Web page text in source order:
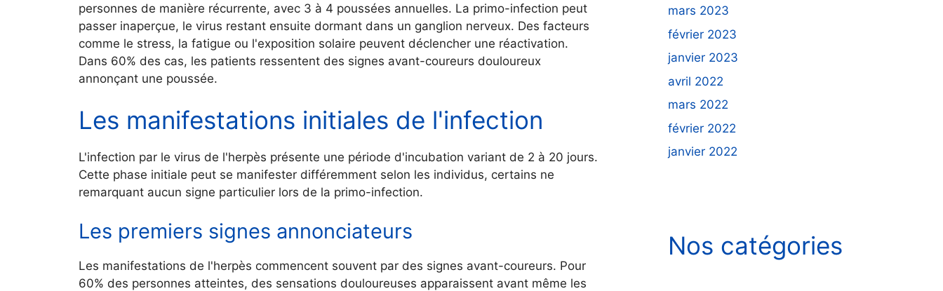
personnes de manière récurrente, avec 3 à 4 poussées annuelles. La primo-infection peut
passer inaperçue, le virus restant ensuite dormant dans un ganglion nerveux. Des facteurs
comme le stress, la fatigue ou l'exposition solaire peuvent déclencher une réactivation.
Dans 60% des cas, les patients ressentent des signes avant-coureurs douloureux
annonçant une poussée.
Les manifestations initiales de l'infection
L'infection par le virus de l'herpès présente une période d'incubation variant de 2 à 20 jours.
Cette phase initiale peut se manifester différemment selon les individus, certains ne
remarquant aucun signe particulier lors de la primo-infection.
Les premiers signes annonciateurs
Les manifestations de l'herpès commencent souvent par des signes avant-coureurs. Pour
60% des personnes atteintes, des sensations douloureuses apparaissent avant même les
mars 2023
février 2023
janvier 2023
avril 2022
mars 2022
février 2022
janvier 2022
Nos catégories